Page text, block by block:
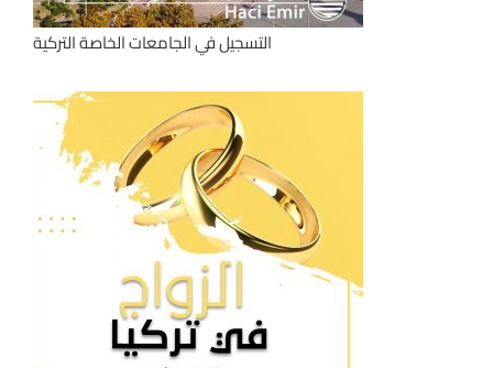
التسجيل في الجامعات الخاصة التركية